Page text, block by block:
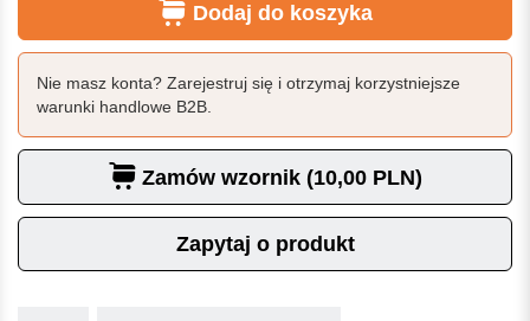
Dodaj do koszyka
Nie masz konta? Zarejestruj się i otrzymaj korzystniejsze
warunki handlowe B2B.
Zamów wzornik (10,00 PLN)
Zapytaj o produkt